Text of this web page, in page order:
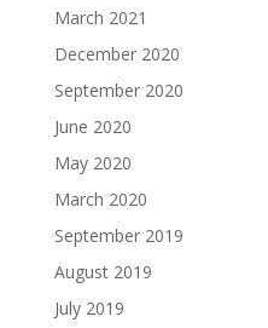
March 2021
December 2020
September 2020
June 2020
May 2020
March 2020
September 2019
August 2019
July 2019